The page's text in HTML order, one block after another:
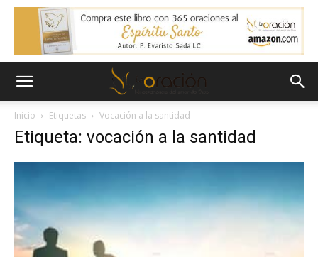
Inicio Etiquetas Vocación a la santidad
Etiqueta: vocación a la santidad